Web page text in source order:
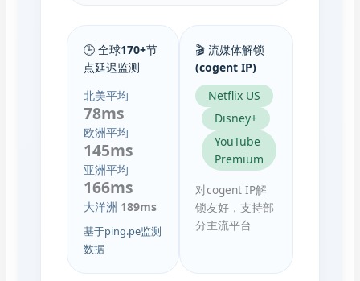
🕒 全球170+节
点延迟监测
北美平均
78ms
欧洲平均
145ms
亚洲平均
166ms
大洋洲 189ms
基于ping.pe监测
数据
🎬 流媒体解锁
(cogent IP)
Netflix US
Disney+
YouTube
Premium
对cogent IP解
锁友好，支持部
分主流平台